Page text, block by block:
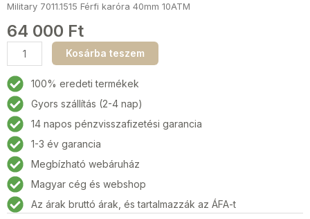
Military 7011.1515 Férfi karóra 40mm 10ATM
64 000 Ft
Swiss
Alpine
Military
7011.1515
Férfi
karóra
40mm
10ATM
mennyiség
Kosárba teszem
100% eredeti termékek
Gyors szállítás (2-4 nap)
14 napos pénzvisszafizetési garancia
1-3 év garancia
Megbízható webáruház
Magyar cég és webshop
Az árak bruttó árak, és tartalmazzák az ÁFA-t